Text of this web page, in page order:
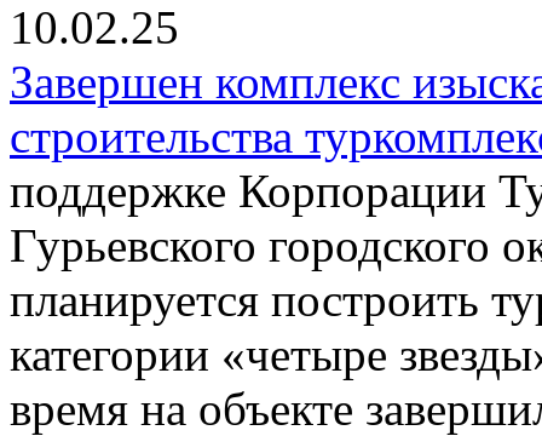
10.02.25
Завершен комплекс
строительства
поддержке Корпорации
Гурьевского городского
планируется построить
категории «четыре
время на объекте